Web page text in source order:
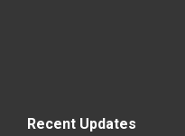
Recent Updates